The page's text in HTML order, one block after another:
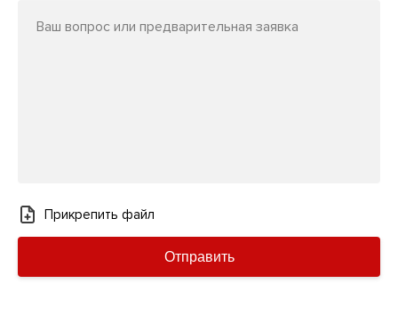
Ваш вопрос или предварительная заявка
Прикрепить файл
Отправить